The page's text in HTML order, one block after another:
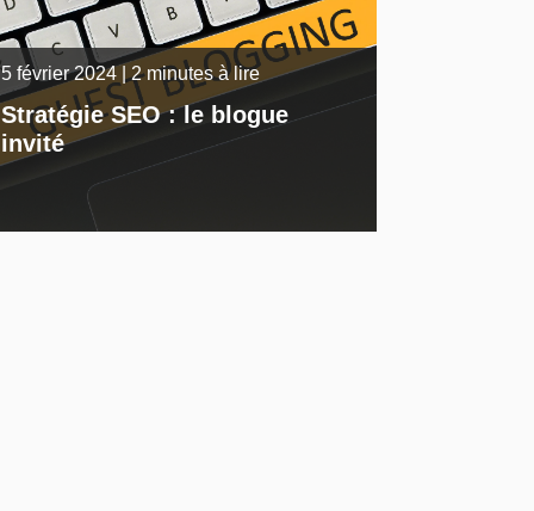
5 février 2024 | 2 minutes à lire
Stratégie SEO : le blogue
invité